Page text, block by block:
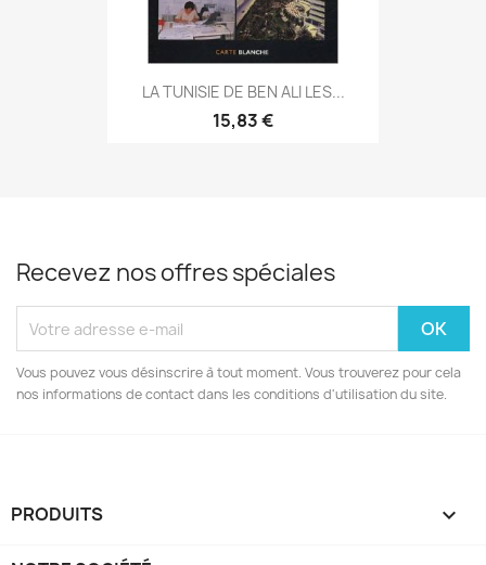
LA TUNISIE DE BEN ALI LES...
15,83 €
Recevez nos offres spéciales
Vous pouvez vous désinscrire à tout moment. Vous trouverez pour cela
nos informations de contact dans les conditions d'utilisation du site.
PRODUITS 